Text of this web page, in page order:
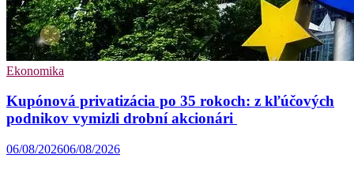
Ekonomika
Kupónová privatizácia po 35 rokoch: z kľúčových
podnikov vymizli drobní akcionári
06/08/202606/08/2026